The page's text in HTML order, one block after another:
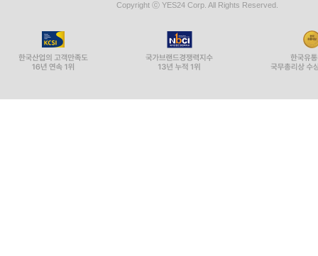
Copyright ⓒ YES24 Corp. All Rights Reserved.